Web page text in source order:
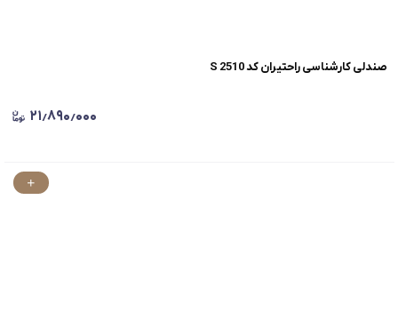
صندلی کارشناسی راحتیران کد S 2510
۲۱٫۸۹۰٫۰۰۰